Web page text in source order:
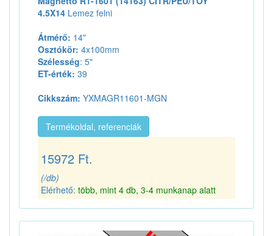
4.5X14 Lemez felni
Átmérő: 14"
Osztókör: 4x100mm
Szélesség: 5"
ET-érték: 39
Cikkszám: YXMAGR11601-MGN
Termékoldal, referenciák
15972 Ft.
(/db)
Elérhető: több, mint 4 db, 3-4 munkanap alatt